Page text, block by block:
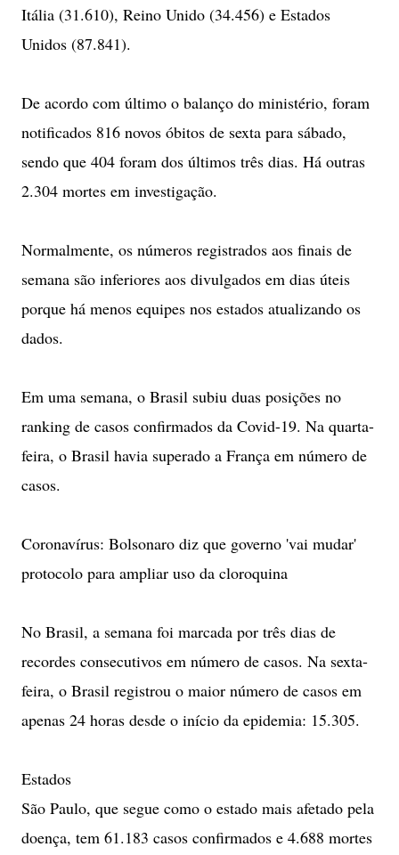
Itália (31.610), Reino Unido (34.456) e Estados
Unidos (87.841).
De acordo com último o balanço do ministério, foram
notificados 816 novos óbitos de sexta para sábado,
sendo que 404 foram dos últimos três dias. Há outras
2.304 mortes em investigação.
Normalmente, os números registrados aos finais de
semana são inferiores aos divulgados em dias úteis
porque há menos equipes nos estados atualizando os
dados.
Em uma semana, o Brasil subiu duas posições no
ranking de casos confirmados da Covid-19. Na quarta-
feira, o Brasil havia superado a França em número de
casos.
Coronavírus: Bolsonaro diz que governo 'vai mudar'
protocolo para ampliar uso da cloroquina
No Brasil, a semana foi marcada por três dias de
recordes consecutivos em número de casos. Na sexta-
feira, o Brasil registrou o maior número de casos em
apenas 24 horas desde o início da epidemia: 15.305.
Estados
São Paulo, que segue como o estado mais afetado pela
doença, tem 61.183 casos confirmados e 4.688 mortes